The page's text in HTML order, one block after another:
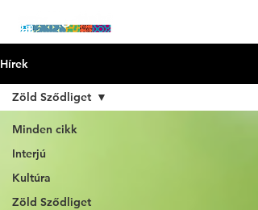
Hírek
Minden cikk
Interjú
Kultúra
Zöld Sződliget
Zöld Sződliget